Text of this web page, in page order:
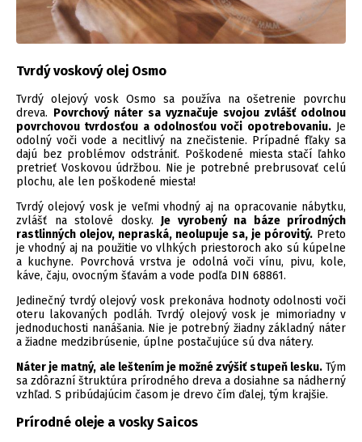
Tvrdý voskový olej Osmo
Tvrdý olejový vosk Osmo sa používa na ošetrenie povrchu
dreva. Povrchový náter sa vyznačuje svojou zvlášť odolnou
povrchovou tvrdosťou a odolnosťou voči opotrebovaniu.Je
odolný voči vode a necitlivý na znečistenie. Prípadné fľaky sa
dajú bez problémov odstrániť. Poškodené miesta stačí ľahko
pretrieť Voskovou údržbou. Nie je potrebné prebrusovať celú
plochu, ale len poškodené miesta!
Tvrdý olejový vosk je veľmi vhodný aj na opracovanie nábytku,
zvlášť na stolové dosky. Je vyrobený na báze prírodných
rastlinných olejov, nepraská, neolupuje sa, je pórovitý. Preto
je vhodný aj na použitie vo vlhkých priestoroch ako sú kúpelne
a kuchyne. Povrchová vrstva je odolná voči vínu, pivu, kole,
káve, čaju, ovocným šťavám a vode podľa DIN 68861.
Jedinečný tvrdý olejový vosk prekonáva hodnoty odolnosti voči
oteru lakovaných podláh. Tvrdý olejový vosk je mimoriadny v
jednoduchosti nanášania. Nie je potrebný žiadny základný náter
a žiadne medzibrúsenie, úplne postačujúce sú dva nátery.
Náter je matný, ale leštením je možné zvýšiť stupeň lesku.Tým
sa zdôrazní štruktúra prírodného dreva a dosiahne sa nádherný
vzhľad. S pribúdajúcim časom je drevo čím ďalej, tým krajšie.
Prírodné oleje a vosky Saicos